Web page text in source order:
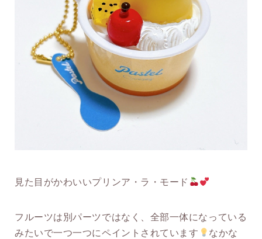
見た目がかわいいプリンア・ラ・モード
フルーツは別パーツではなく、全部一体になっている
みたいで一つ一つにペイントされています
なかな